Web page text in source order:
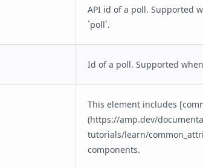
API id of a poll. Supported
`poll`.
Id of a poll. Supported
This element includes
(https://amp.dev/
tutorials/learn/
components.